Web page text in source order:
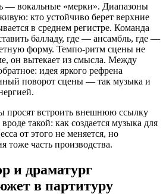
— вокальные «мерки». Диапазоны
кто устойчиво берет верхние
в среднем регистре. Команда
балладу, где — ансамбль, где —
форму. Темпо-ритм сцены не
он вытекает из смысла. Между
идея яркого рефрена
поворот сцены — так музыка и
просят встроить внешнюю ссылку
такой: как создается музыка для
от этого не меняется, но
тоже часть производства.
и драматург
в партитуру